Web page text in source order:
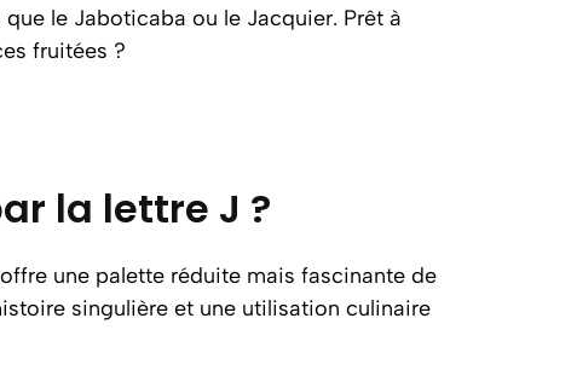
le Jaboticaba ou le Jacquier. Prêt à
fruitées ?
la lettre J ?
une palette réduite mais fascinante de
singulière et une utilisation culinaire